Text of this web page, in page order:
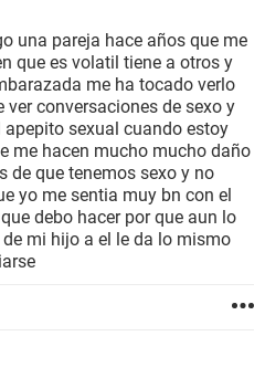
una pareja hace años que me
que es volatil tiene a otros y
me ha tocado verlo
conversaciones de sexo y
sexual cuando estoy
me hacen mucho mucho daño
de que tenemos sexo y no
yo me sentia muy bn con el
debo hacer por que aun lo
mi hijo a el le da lo mismo